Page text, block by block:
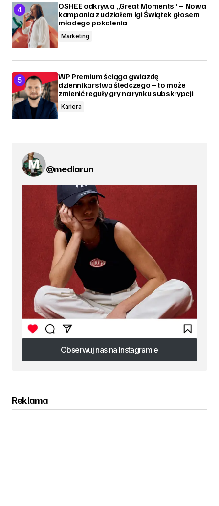
OSHEE odkrywa „Great Moments” – Nowa
kampania z udziałem Igi Świątek głosem
młodego pokolenia
Marketing
WP Premium ściąga gwiazdę
dziennikarstwa śledczego – to może
zmienić reguły gry na rynku subskrypcji
Kariera
@mediarun
Obserwuj nas na Instagramie
Obserwuj nas na Instagramie
Reklama